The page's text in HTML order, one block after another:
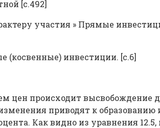
[c.492]
участия » Прямые
(косвенные) инвестиции. [c.6]
цен происходит высвобождение
приводят к образованию
Как видно из уравнения